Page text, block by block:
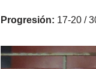
Progresión: 17-20 /